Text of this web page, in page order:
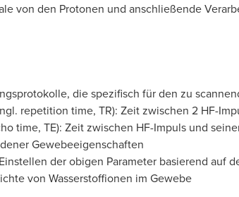
von den Protonen und anschließende
die spezifisch für den zu
repetition time, TR): Zeit zwischen 2 HF-
time, TE): Zeit zwischen HF-Impuls und
Gewebeeigenschaften
der obigen Parameter basierend auf
von Wasserstoffionen im Gewebe